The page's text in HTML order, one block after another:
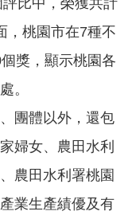
，桃園市在7種不
獎，顯示桃園各
。
團體以外，還包
婦女、農田水利
農田水利署桃園
業生產績優及有